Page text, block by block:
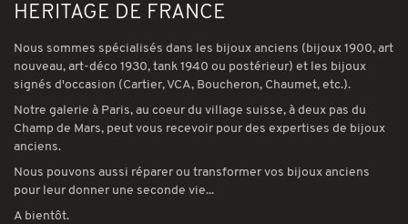
HERITAGE DE FRANCE
Nous sommes spécialisés dans les bijoux anciens (bijoux 1900, art
nouveau, art-déco 1930, tank 1940 ou postérieur) et les bijoux
signés d'occasion (Cartier, VCA, Boucheron, Chaumet, etc.).
Notre galerie à Paris, au coeur du village suisse, à deux pas du
Champ de Mars, peut vous recevoir pour des expertises de bijoux
anciens.
Nous pouvons aussi réparer ou transformer vos bijoux anciens
pour leur donner une seconde vie...
A bientôt.